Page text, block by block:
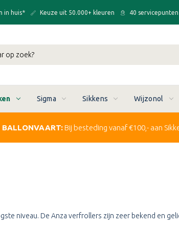
in huis* Keuze uit 50.000+ kleuren 40
Sigma Sikkens Wijzonol
BALLONVAART:Bij besteding vanaf €100,- aan
niveau. De Anza verfrollers zijn zeer bekend en